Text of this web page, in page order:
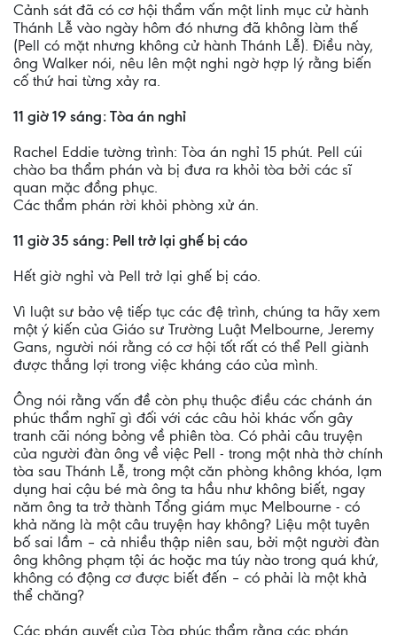
Cảnh sát đã có cơ hội thẩm vấn một linh mục cử hành
Thánh Lễ vào ngày hôm đó nhưng đã không làm thế
(Pell có mặt nhưng không cử hành Thánh Lễ). Điều này,
ông Walker nói, nêu lên một nghi ngờ hợp lý rằng biến
cố thứ hai từng xảy ra.
11 giờ 19 sáng: Tòa án nghỉ
Rachel Eddie tường trình: Tòa án nghỉ 15 phút. Pell cúi
chào ba thẩm phán và bị đưa ra khỏi tòa bởi các sĩ
quan mặc đồng phục.
Các thẩm phán rời khỏi phòng xử án.
11 giờ 35 sáng: Pell trở lại ghế bị cáo
Hết giờ nghỉ và Pell trở lại ghế bị cáo.
Vì luật sư bảo vệ tiếp tục các đệ trình, chúng ta hãy xem
một ý kiến của Giáo sư Trường Luật Melbourne, Jeremy
Gans, người nói rằng có cơ hội tốt rất có thể Pell giành
được thắng lợi trong việc kháng cáo của mình.
Ông nói rằng vấn đề còn phụ thuộc điều các chánh án
phúc thẩm nghĩ gì đối với các câu hỏi khác vốn gây
tranh cãi nóng bỏng về phiên tòa. Có phải câu truyện
của người đàn ông về việc Pell - trong một nhà thờ chính
tòa sau Thánh Lễ, trong một căn phòng không khóa, lạm
dụng hai cậu bé mà ông ta hầu như không biết, ngay
năm ông ta trở thành Tổng giám mục Melbourne - có
khả năng là một câu truyện hay không? Liệu một tuyên
bố sai lầm – cả nhiều thập niên sau, bởi một người đàn
ông không phạm tội ác hoặc ma túy nào trong quá khứ,
không có động cơ được biết đến – có phải là một khả
thể chăng?
Các phán quyết của Tòa phúc thẩm rằng các phán